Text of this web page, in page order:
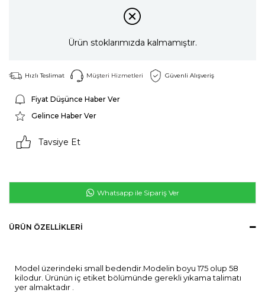
Ürün stoklarımızda kalmamıştır.
Hızlı Teslimat Müşteri Hizmetleri Güvenli Alışveriş
Fiyat Düşünce Haber Ver
Gelince Haber Ver
Tavsiye Et
Whatsapp ile Sipariş Ver
ÜRÜN ÖZELLIKLERI
Model üzerindeki small bedendir.Modelin boyu 175 olup 58
kilodur. Ürünün iç etiket bölümünde gerekli yıkama talimatı
yer almaktadır .